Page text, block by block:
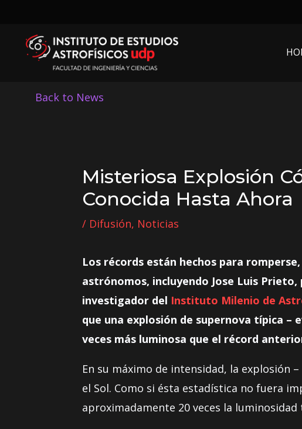
Back to News
Misteriosa Explosión
Conocida Hasta Ahora
/ Difusión, Noticias
Los récords están hechos para
astrónomos, incluyendo Jose Luis
investigador del Instituto Milenio de
que una explosión de supernova típica –
veces más luminosa que el récord
En su máximo de intensidad, la explosión
el Sol. Como si ésta estadística no fuera
aproximadamente 20 veces la